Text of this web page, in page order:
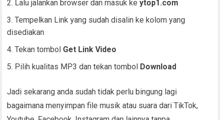
Lalu jalankan browser dan masuk keytop1.com
Tempelkan Link yang sudah disalin ke kolom yang
disediakan
Tekan tombol Get Link Video
Pilih kualitas MP3 dan tekan tombol Download
Jadi sekarang anda sudah tidak perlu bingung lagi
bagaimana menyimpan file musik atau suara dari TikTok,